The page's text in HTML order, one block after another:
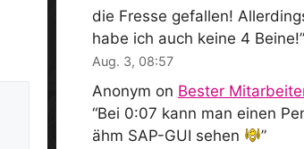
die Fresse gefallen!
habe ich auch keine 4 Beine!”
Aug. 3, 08:57
Anonym on Bester
“Bei 0:07 kann man einen
ähm SAP-GUI sehen
”